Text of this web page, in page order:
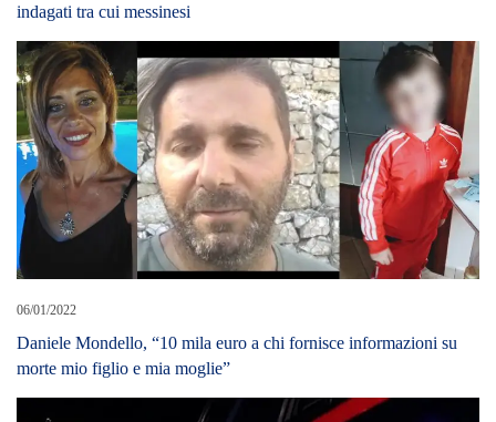
indagati tra cui messinesi
06/01/2022
Daniele Mondello, “10 mila euro a chi fornisce informazioni su
morte mio figlio e mia moglie”